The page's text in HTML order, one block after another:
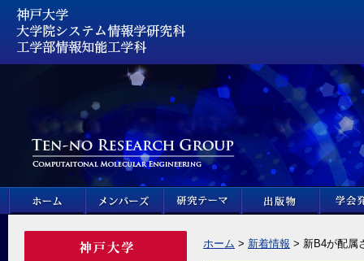
ホーム > 新着情報 > 新B4が配属